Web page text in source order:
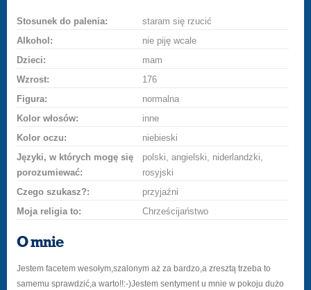
Stosunek do palenia:
staram się rzucić
Alkohol:
nie piję wcale
Dzieci:
mam
Wzrost:
176
Figura:
normalna
Kolor włosów:
inne
Kolor oczu:
niebieski
Języki, w których mogę się
porozumiewać:
polski, angielski, niderlandzki,
rosyjski
Czego szukasz?:
przyjaźni
Moja religia to:
Chrześcijaństwo
O mnie
Jestem facetem wesołym,szalonym aż za bardzo,a zresztą trzeba to
samemu sprawdzić,a warto!!:-)Jestem sentyment u mnie w pokoju dużo